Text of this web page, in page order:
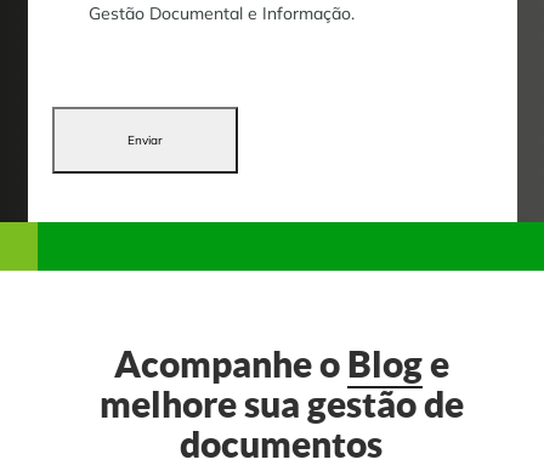
Gestão Documental e Informação.
Enviar
Acompanhe o Bloge
melhore sua gestão de
documentos